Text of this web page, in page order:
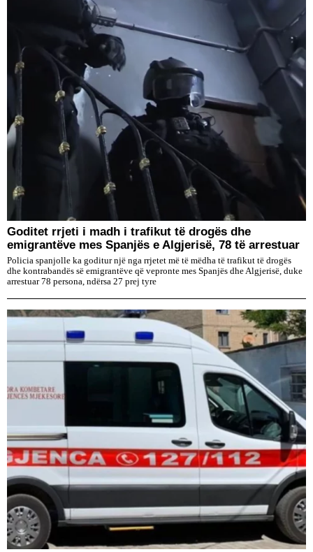
Goditet rrjeti i madh i trafikut të drogës dhe
emigrantëve mes Spanjës e Algjerisë, 78 të arrestuar
Policia spanjolle ka goditur një nga rrjetet më të mëdha të trafikut të drogës
dhe kontrabandës së emigrantëve që vepronte mes Spanjës dhe Algjerisë, duke
arrestuar 78 persona, ndërsa 27 prej tyre